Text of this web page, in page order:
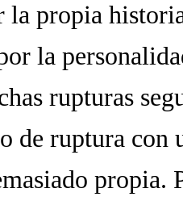
la propia
la
rupturas
de ruptura con
propia.